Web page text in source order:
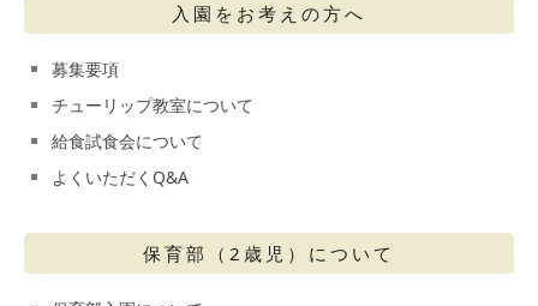
入園をお考えの方へ
募集要項
チューリップ教室について
給食試食会について
よくいただくQ&A
保育部（2歳児）について